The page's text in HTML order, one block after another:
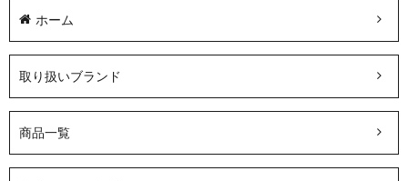
ホーム
取り扱いブランド
商品一覧